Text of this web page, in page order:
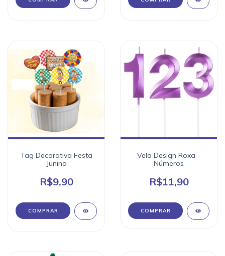
Tag Decorativa Festa
Junina
R$9,90
Vela Design Roxa -
Números
R$11,90
COMPRAR